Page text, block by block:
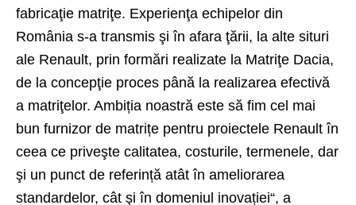
fabricaţie matriţe. Experienţa echipelor din
România s-a transmis şi în afara ţării, la alte situri
ale Renault, prin formări realizate la Matriţe Dacia,
de la concepţie proces până la realizarea efectivă
a matriţelor. Ambiția noastră este să fim cel mai
bun furnizor de matrițe pentru proiectele Renault în
ceea ce priveşte calitatea, costurile, termenele, dar
şi un punct de referință atât în ameliorarea
standardelor, cât şi în domeniul inovației“, a